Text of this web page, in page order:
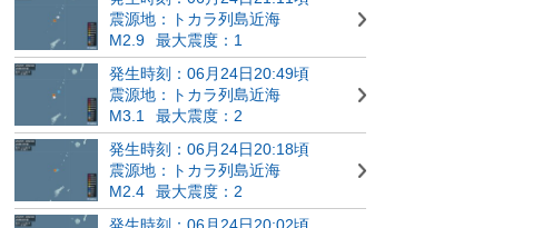
震源地：トカラ列島近海
M2.9
最大震度：1
発生時刻：06月24日20:49頃
震源地：トカラ列島近海
M3.1
最大震度：2
発生時刻：06月24日20:18頃
震源地：トカラ列島近海
M2.4
最大震度：2
発生時刻：06月24日20:02頃